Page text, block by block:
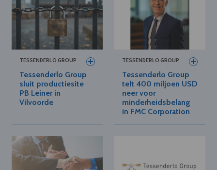
TESSENDERLO GROUP
Tessenderlo Group
sluit productiesite
PB Leiner in
Vilvoorde
TESSENDERLO GROUP
Tessenderlo Group
telt 400 miljoen USD
neer voor
minderheidsbelang
in FMC Corporation